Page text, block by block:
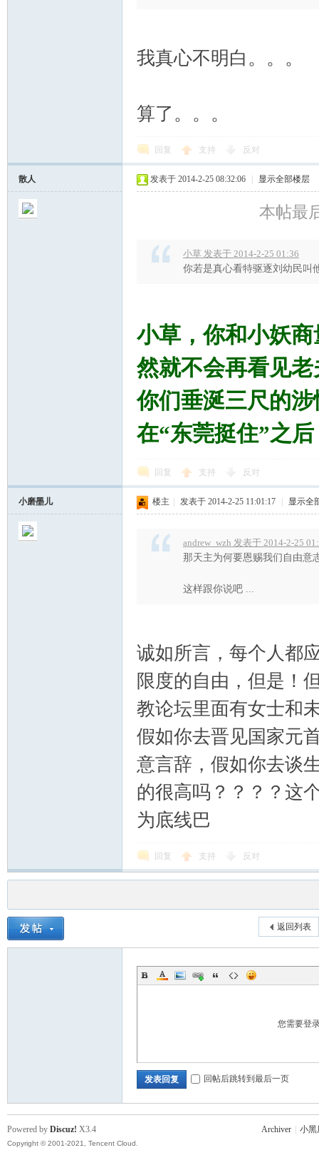
我真心不明白。。。
算了。。。
回复 支持 反对
散人 发表于 2014-2-25 08:32:06 显示全部楼层
本帖最
小草 发表于 2014-2-25 01:36
你若是真心看特驱逐刘幼民叫
小草，你和小妖
然就不会再看见
你们垂涎三尺的
在“东莞挺住”之
回复 支持 反对
小磨墨儿 楼主 发表于 2014-2-25 11:01:17 显示全
andrew_wzh 发表于 2014-2-25
那天主为何要恩赐我们自由意
这样跟你说吧 ...
诚如所言，每个人都
限度的自由，但是！
教论坛里面有女士和
假如你去晋见国家元
意言辞，假如你去谈
的很高吗？？？？这
为底线巴
回复 支持 反对
返回列表
您需要登
发表回复 回帖后跳转到最后一页
Archiver 小黑
Powered by Discuz! X3.4
Copyright © 2001-2021, Tencent Cloud.